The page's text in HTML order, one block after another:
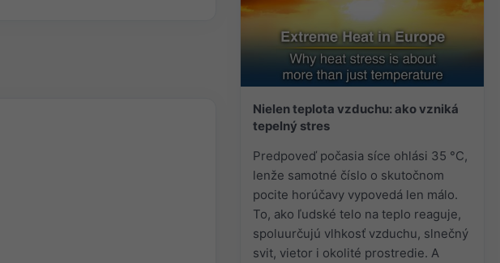
Nielen teplota vzduchu: ako vzniká
tepelný stres
Predpoveď počasia síce ohlási 35 °C,
lenže samotné číslo o skutočnom
pocite horúčavy vypovedá len málo.
To, ako ľudské telo na teplo reaguje,
spoluurčujú vlhkosť vzduchu, slnečný
svit, vietor i okolité prostredie. A